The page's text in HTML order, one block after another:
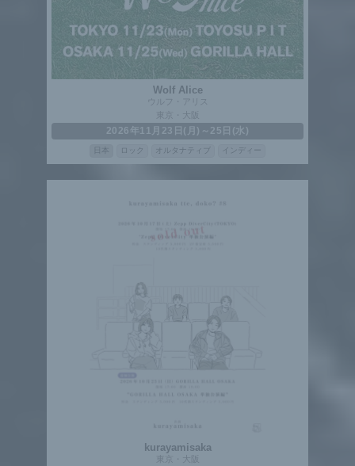
Wolf Alice
ウルフ・アリス
東京・大阪
2026年11月23日(月)～25日(水)
ロック オルタナティブ インディー
kurayamisaka
東京・大阪